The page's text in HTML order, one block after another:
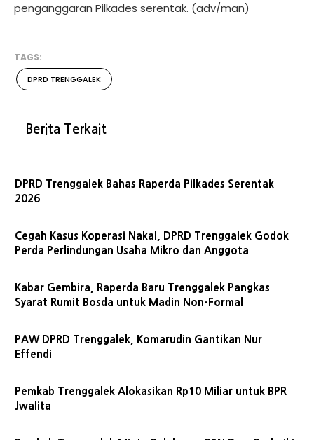
penganggaran Pilkades serentak. (adv/man)
TAGS:
DPRD TRENGGALEK
Berita Terkait
DPRD Trenggalek Bahas Raperda Pilkades Serentak
2026
Cegah Kasus Koperasi Nakal, DPRD Trenggalek Godok
Perda Perlindungan Usaha Mikro dan Anggota
Kabar Gembira, Raperda Baru Trenggalek Pangkas
Syarat Rumit Bosda untuk Madin Non-Formal
PAW DPRD Trenggalek, Komarudin Gantikan Nur
Effendi
Pemkab Trenggalek Alokasikan Rp10 Miliar untuk BPR
Jwalita